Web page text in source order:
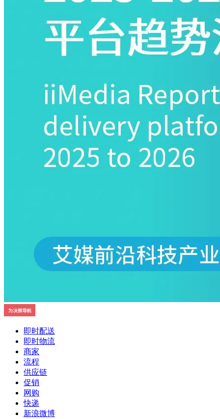
即时配送
即时物流
商家
流程
供应链
促销
网购
快递
新浪微博